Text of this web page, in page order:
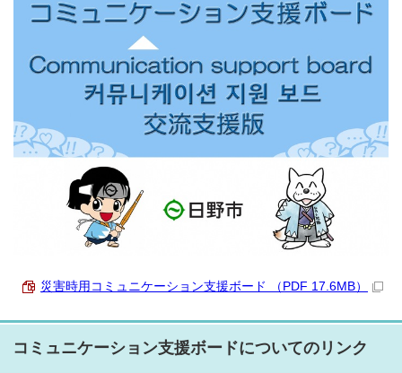
災害時用コミュニケーション支援ボード （PDF 17.6MB）
コミュニケーション支援ボードについてのリンク